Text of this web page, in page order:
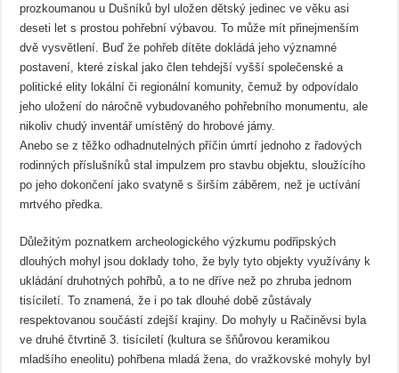
prozkoumanou u Dušníků byl uložen dětský jedinec ve věku asi
deseti let s prostou pohřební výbavou. To může mít přinejmenším
dvě vysvětlení. Buď že pohřeb dítěte dokládá jeho významné
postavení, které získal jako člen tehdejší vyšší společenské a
politické elity lokální či regionální komunity, čemuž by odpovídalo
jeho uložení do náročně vybudovaného pohřebního monumentu, ale
nikoliv chudý inventář umístěný do hrobové jámy.
Anebo se z těžko odhadnutelných příčin úmrtí jednoho z řadových
rodinných příslušníků stal impulzem pro stavbu objektu, sloužícího
po jeho dokončení jako svatyně s širším záběrem, než je uctívání
mrtvého předka.
Důležitým poznatkem archeologického výzkumu podřipských
dlouhých mohyl jsou doklady toho, že byly tyto objekty využívány k
ukládání druhotných pohřbů, a to ne dříve než po zhruba jednom
tisíciletí. To znamená, že i po tak dlouhé době zůstávaly
respektovanou součástí zdejší krajiny. Do mohyly u Račiněvsi byla
ve druhé čtvrtině 3. tisíciletí (kultura se šňůrovou keramikou
mladšího eneolitu) pohřbena mladá žena, do vražkovské mohyly byl